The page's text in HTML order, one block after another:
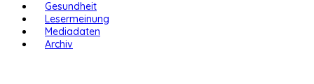
Gesundheit
Lesermeinung
Mediadaten
Archiv